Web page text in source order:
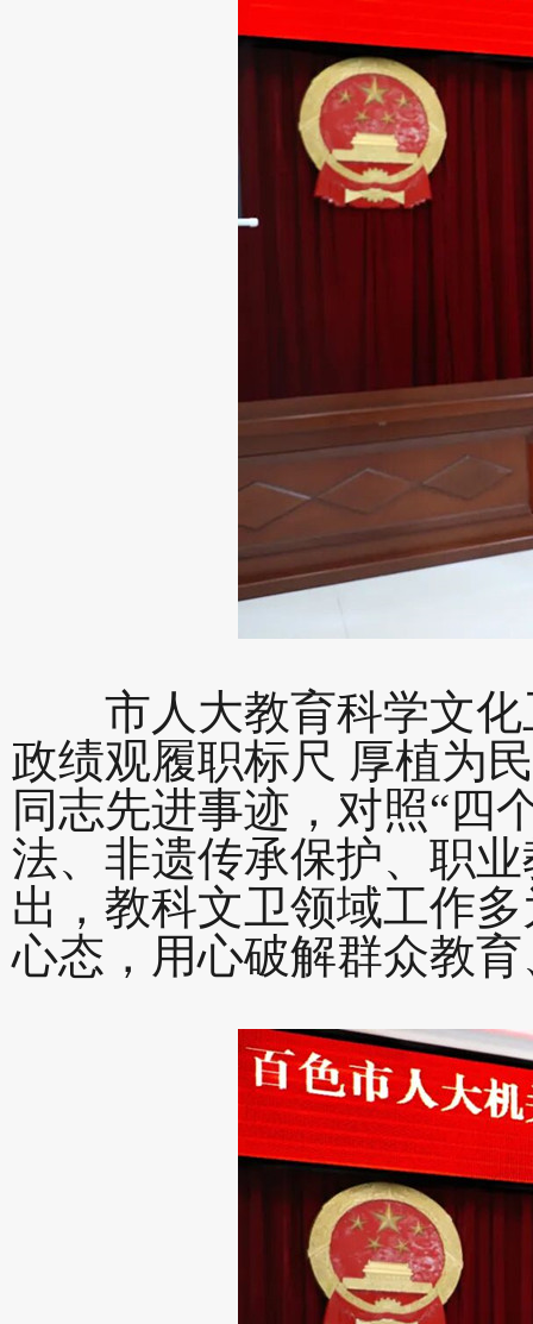
市人大教育科学文化
政绩观履职标尺 厚植为
同志先进事迹，对照“四
法、非遗传承保护、职
出，教科文卫领域工作
心态，用心破解群众教